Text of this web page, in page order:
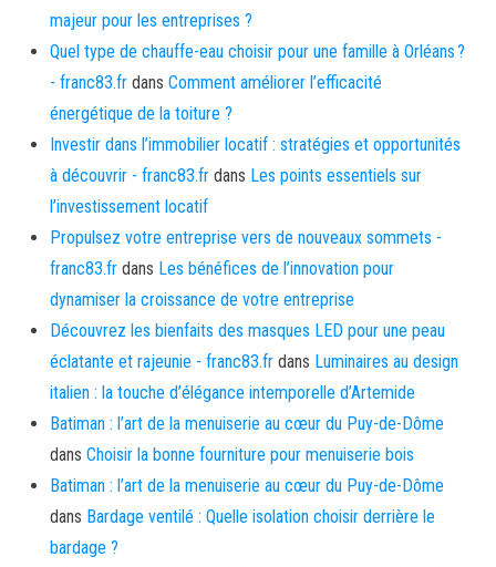
majeur pour les entreprises ?
Quel type de chauffe-eau choisir pour une famille à Orléans ?
- franc83.fr dans Comment améliorer l’efficacité
énergétique de la toiture ?
Investir dans l’immobilier locatif : stratégies et opportunités
à découvrir - franc83.fr dans Les points essentiels sur
l’investissement locatif
Propulsez votre entreprise vers de nouveaux sommets -
franc83.fr dans Les bénéfices de l’innovation pour
dynamiser la croissance de votre entreprise
Découvrez les bienfaits des masques LED pour une peau
éclatante et rajeunie - franc83.fr dans Luminaires au design
italien : la touche d’élégance intemporelle d’Artemide
Batiman : l’art de la menuiserie au cœur du Puy-de-Dôme
dans Choisir la bonne fourniture pour menuiserie bois
Batiman : l’art de la menuiserie au cœur du Puy-de-Dôme
dans Bardage ventilé : Quelle isolation choisir derrière le
bardage ?